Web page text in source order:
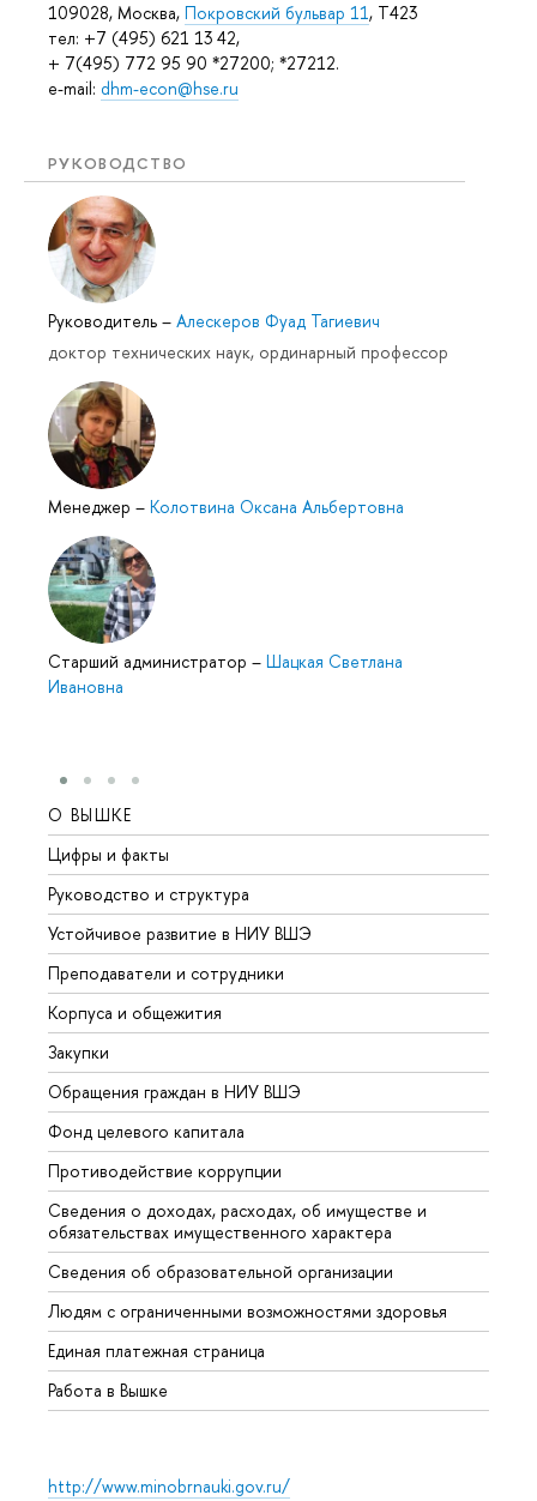
109028, Москва, Покровский бульвар 11, T423
тел: +7 (495) 621 13 42,
+ 7(495) 772 95 90 *27200; *27212.
e-mail: dhm-econ@hse.ru
РУКОВОДСТВО
Руководитель – Алескеров Фуад Тагиевич
доктор технических наук, ординарный профессор
Менеджер – Колотвина Оксана Альбертовна
Cтарший администратор – Шацкая Светлана
Ивановна
О ВЫШКЕ
Цифры и факты
Руководство и структура
Устойчивое развитие в НИУ ВШЭ
Преподаватели и сотрудники
Корпуса и общежития
Закупки
Обращения граждан в НИУ ВШЭ
Фонд целевого капитала
Противодействие коррупции
Сведения о доходах, расходах, об имуществе и
обязательствах имущественного характера
Сведения об образовательной организации
Людям с ограниченными возможностями здоровья
Единая платежная страница
Работа в Вышке
http://www.minobrnauki.gov.ru/